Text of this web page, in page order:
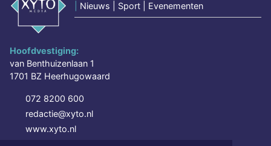
Nieuws | Sport | Evenementen
Hoofdvestiging:
van Benthuizenlaan 1
1701 BZ Heerhugowaard
072 8200 600
redactie@xyto.nl
www.xyto.nl